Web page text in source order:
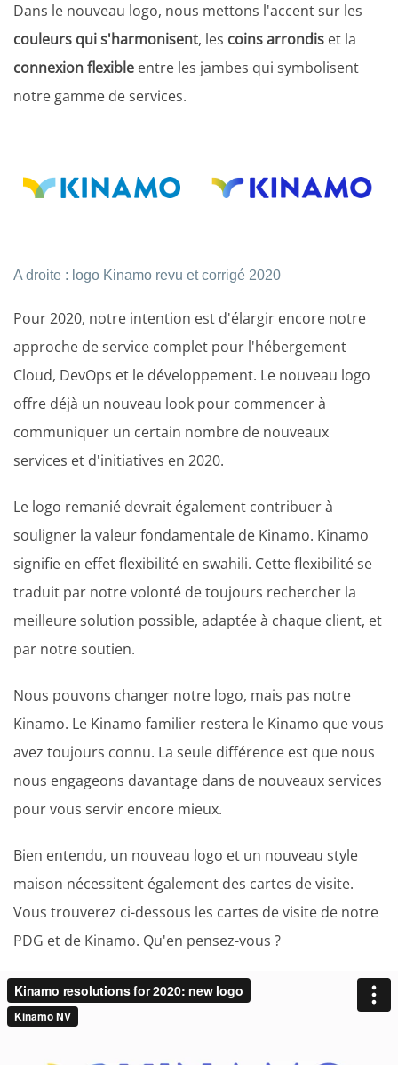
Dans le nouveau logo, nous mettons l'accent sur les
couleurs qui s'harmonisent, les coins arrondis et la
connexion flexible entre les jambes qui symbolisent
notre gamme de services.
A droite : logo Kinamo revu et corrigé 2020
Pour 2020, notre intention est d'élargir encore notre
approche de service complet pour l'hébergement
Cloud, DevOps et le développement. Le nouveau logo
offre déjà un nouveau look pour commencer à
communiquer un certain nombre de nouveaux
services et d'initiatives en 2020.
Le logo remanié devrait également contribuer à
souligner la valeur fondamentale de Kinamo. Kinamo
signifie en effet flexibilité en swahili. Cette flexibilité se
traduit par notre volonté de toujours rechercher la
meilleure solution possible, adaptée à chaque client, et
par notre soutien.
Nous pouvons changer notre logo, mais pas notre
Kinamo. Le Kinamo familier restera le Kinamo que vous
avez toujours connu. La seule différence est que nous
nous engageons davantage dans de nouveaux services
pour vous servir encore mieux.
Bien entendu, un nouveau logo et un nouveau style
maison nécessitent également des cartes de visite.
Vous trouverez ci-dessous les cartes de visite de notre
PDG et de Kinamo. Qu'en pensez-vous ?